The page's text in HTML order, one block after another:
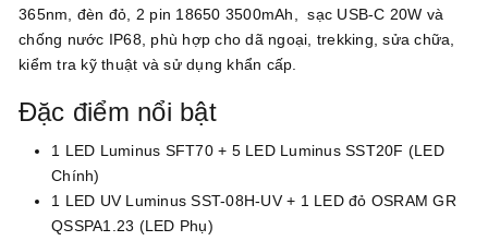
365nm, đèn đỏ, 2 pin 18650 3500mAh, sạc USB-C 20W và
chống nước IP68, phù hợp cho dã ngoại, trekking, sửa chữa,
kiểm tra kỹ thuật và sử dụng khẩn cấp.
Đặc điểm nổi bật
1 LED Luminus SFT70 + 5 LED Luminus SST20F (LED
Chính)
1 LED UV Luminus SST-08H-UV + 1 LED đỏ OSRAM GR
QSSPA1.23 (LED Phụ)